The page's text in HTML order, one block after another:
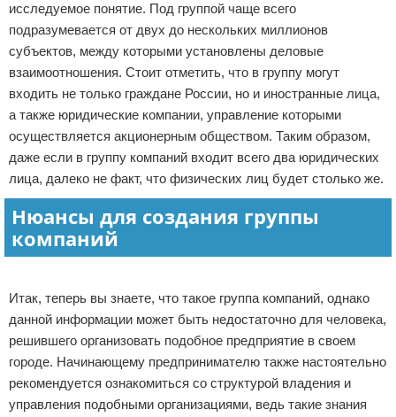
исследуемое понятие. Под группой чаще всего
подразумевается от двух до нескольких миллионов
субъектов, между которыми установлены деловые
взаимоотношения. Стоит отметить, что в группу могут
входить не только граждане России, но и иностранные лица,
а также юридические компании, управление которыми
осуществляется акционерным обществом. Таким образом,
даже если в группу компаний входит всего два юридических
лица, далеко не факт, что физических лиц будет столько же.
Нюансы для создания группы
компаний
Итак, теперь вы знаете, что такое группа компаний, однако
данной информации может быть недостаточно для человека,
решившего организовать подобное предприятие в своем
городе. Начинающему предпринимателю также настоятельно
рекомендуется ознакомиться со структурой владения и
управления подобными организациями, ведь такие знания